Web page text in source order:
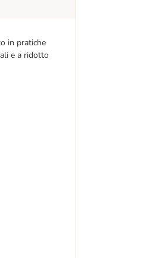
in pratiche
e a ridotto